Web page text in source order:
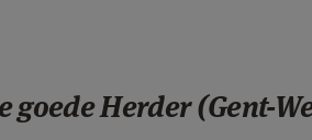
goede Herder (Gent-